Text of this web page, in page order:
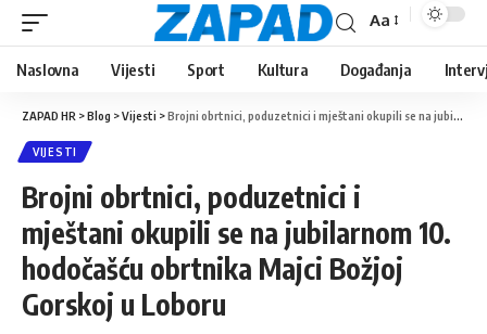
Aa
Naslovna Vijesti Sport Kultura Događanja
ZAPAD HR >Blog >Vijesti >Brojni obrtnici, poduzetnici i mještani okupili se na jubilarnom 10. hodočašću obrtnika Majci Božjoj Gorskoj u Loboru
VIJESTI
Brojni obrtnici, poduzetnici i
mještani okupili se na jubilarnom 10.
hodočašću obrtnika Majci Božjoj
Gorskoj u Loboru